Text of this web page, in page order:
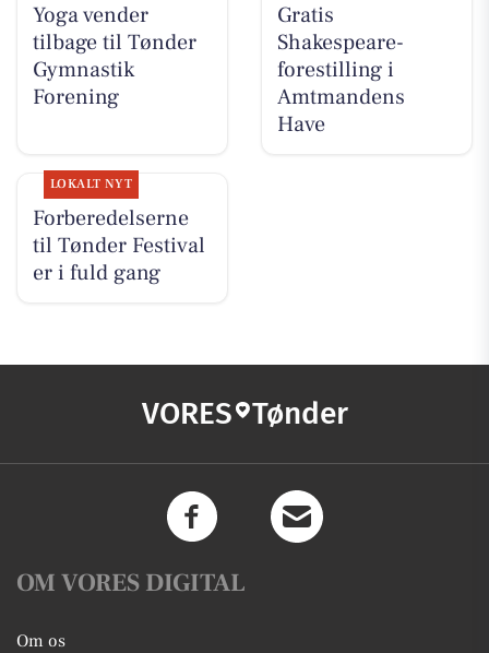
Yoga vender
tilbage til Tønder
Gymnastik
Forening
Gratis
Shakespeare-
forestilling i
Amtmandens
Have
LOKALT NYT
Forberedelserne
til Tønder Festival
er i fuld gang
VORES Tønder
OM VORES DIGITAL
Om os